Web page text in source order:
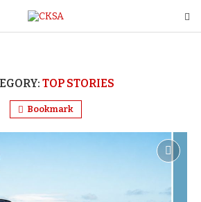
TOP STORIES
Bookmark